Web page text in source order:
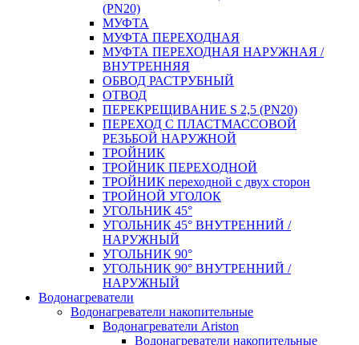
(PN20)
МУФТА
МУФТА ПЕРЕХОДНАЯ
МУФТА ПЕРЕХОДНАЯ НАРУЖНАЯ /
ВНУТРЕННЯЯ
ОБВОД РАСТРУБНЫЙ
ОТВОД
ПЕРЕКРЕЩИВАНИЕ S 2,5 (PN20)
ПЕРЕХОД С ПЛАСТМАССОВОЙ
РЕЗЬБОЙ НАРУЖНОЙ
ТРОЙНИК
ТРОЙНИК ПЕРЕXОДНОЙ
ТРОЙНИК переходной с двух сторон
ТРОЙНОЙ УГОЛОК
УГОЛЬНИК 45°
УГОЛЬНИК 45° ВНУТРЕННИЙ /
НАРУЖНЫЙ
УГОЛЬНИК 90°
УГОЛЬНИК 90° ВНУТРЕННИЙ /
НАРУЖНЫЙ
Водонагреватели
Водонагреватели накопительные
Водонагреватели Ariston
Водонагреватели накопительные